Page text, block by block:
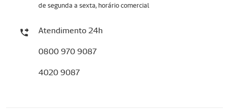
de segunda a sexta, horário comercial
Atendimento 24h
0800 970 9087
4020 9087